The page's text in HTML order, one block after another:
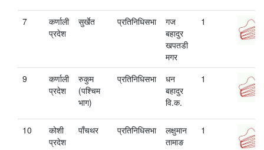
7
कर्णाली
प्रदेश
सुर्खेत प्रतिनिधिसभा
गज
बहादुर
खपतडी
मगर
1
9
कर्णाली
प्रदेश
रुकुम
(पश्चिम
भाग)
प्रतिनिधिसभा
धन
बहादुर
वि.क.
1
10
कोशी
प्रदेश
पाँचथर प्रतिनिधिसभा
लक्षुमान
तामाङ
1